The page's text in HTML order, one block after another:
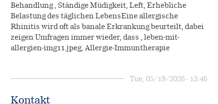
Behandlung , Ständige Müdigkeit, Left, Erhebliche
Belastung des täglichen LebensEine allergische
Rhinitis wird oft als banale Erkrankung beurteilt, dabei
zeigen Umfragen immer wieder, dass , leben-mit-
allergien-img11.jpeg, Allergie-Immuntherapie
Tue, 05/19/2026 - 13:46
Kontakt